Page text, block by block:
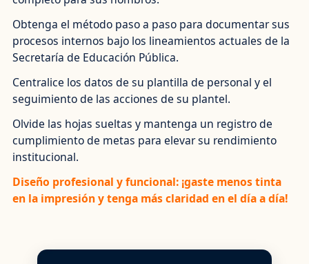
Obtenga el método paso a paso para documentar sus
procesos internos bajo los lineamientos actuales de la
Secretaría de Educación Pública.
Centralice los datos de su plantilla de personal y el
seguimiento de las acciones de su plantel.
Olvide las hojas sueltas y mantenga un registro de
cumplimiento de metas para elevar su rendimiento
institucional.
Diseño profesional y funcional: ¡gaste menos tinta
en la impresión y tenga más claridad en el día a día!